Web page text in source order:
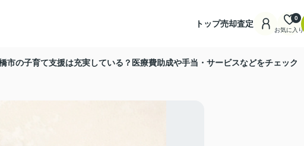
トップ売却査定
お気に入り
0
市の子育て支援は充実している？医療費助成や手当・サービスなどをチェック